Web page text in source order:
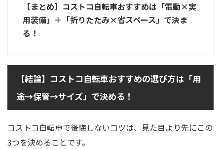
【まとめ】コストコ自転車おすすめは「電動×実
用装備」＋「折りたたみ×省スペース」で決ま
る！
【結論】コストコ自転車おすすめの選び方は「用
途→保管→サイズ」で決める！
コストコ自転車で後悔しないコツは、見た目より先にこの
3つを決めることです。